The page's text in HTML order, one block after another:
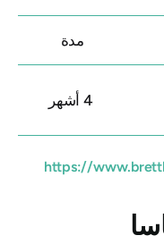
مدة
4 أشهر
https://